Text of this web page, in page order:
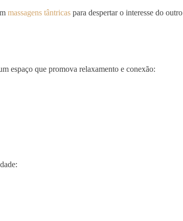
massagens tântricaspara despertar o interesse do outro
espaço que promova relaxamento e conexão: